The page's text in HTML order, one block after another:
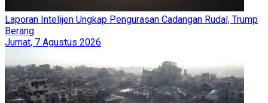
Laporan Intelijen Ungkap Pengurasan Cadangan Rudal, Trump
Berang
Jumat, 7 Agustus 2026